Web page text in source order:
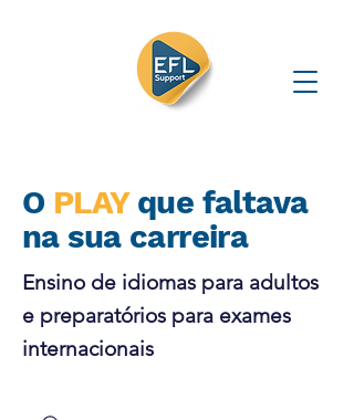
O PLAY que faltava
na sua carreira
Ensino de idiomas para adultos
e preparatórios para exames
internacionais